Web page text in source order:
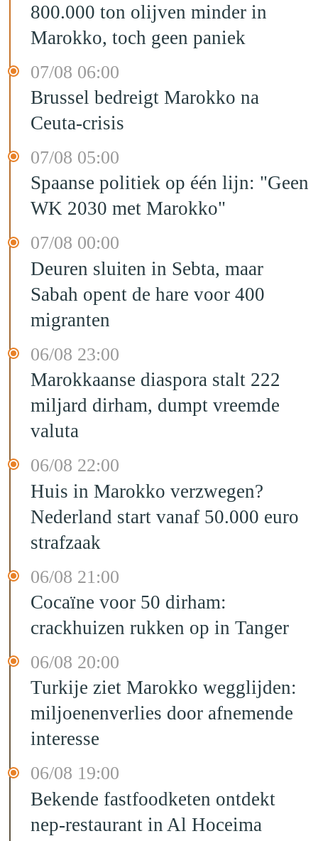
800.000 ton olijven minder in
Marokko, toch geen paniek
07/08 06:00
Brussel bedreigt Marokko na
Ceuta-crisis
07/08 05:00
Spaanse politiek op één lijn: "Geen
WK 2030 met Marokko"
07/08 00:00
Deuren sluiten in Sebta, maar
Sabah opent de hare voor 400
migranten
06/08 23:00
Marokkaanse diaspora stalt 222
miljard dirham, dumpt vreemde
valuta
06/08 22:00
Huis in Marokko verzwegen?
Nederland start vanaf 50.000 euro
strafzaak
06/08 21:00
Cocaïne voor 50 dirham:
crackhuizen rukken op in Tanger
06/08 20:00
Turkije ziet Marokko wegglijden:
miljoenenverlies door afnemende
interesse
06/08 19:00
Bekende fastfoodketen ontdekt
nep-restaurant in Al Hoceima